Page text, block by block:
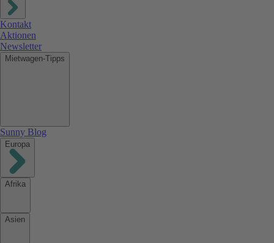
Kontakt
Aktionen
Newsletter
Mietwagen-Tipps
Sunny Blog
Europa
Afrika
Asien